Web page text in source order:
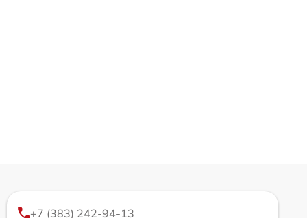
+7 (383) 242-94-13